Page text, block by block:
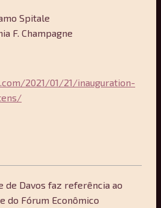
Spitale
F. Champagne
2021/01/21/inauguration-
de Davos faz referência ao
do Fórum Econômico